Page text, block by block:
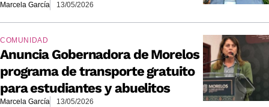
Marcela García 13/05/2026
COMUNIDAD
Anuncia Gobernadora de Morelos
programa de transporte gratuito
para estudiantes y abuelitos
Marcela García 13/05/2026